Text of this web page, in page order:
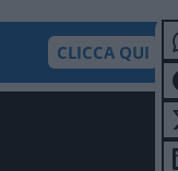
CLICCA QUI